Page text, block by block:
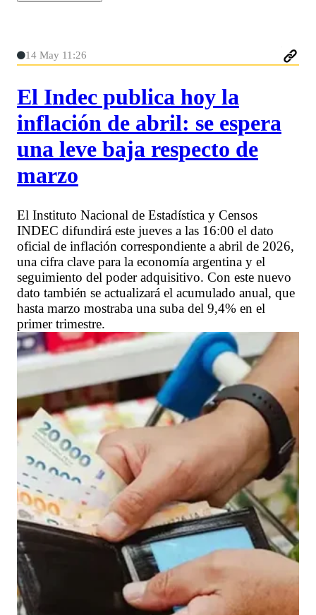
14 May 11:26
El Indec publica hoy la
inflación de abril: se espera
una leve baja respecto de
marzo
El Instituto Nacional de Estadística y Censos
INDEC difundirá este jueves a las 16:00 el dato
oficial de inflación correspondiente a abril de 2026,
una cifra clave para la economía argentina y el
seguimiento del poder adquisitivo. Con este nuevo
dato también se actualizará el acumulado anual, que
hasta marzo mostraba una suba del 9,4% en el
primer trimestre.